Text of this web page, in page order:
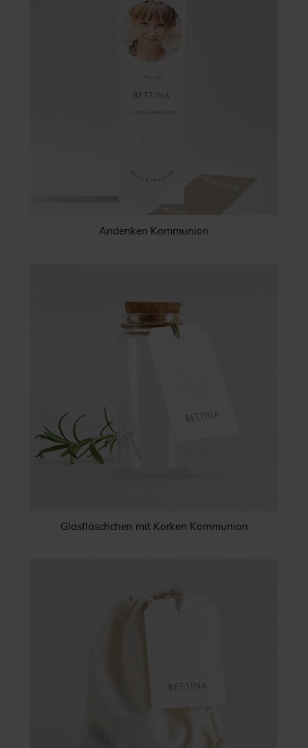
Andenken Kommunion
Glasfläschchen mit Korken Kommunion